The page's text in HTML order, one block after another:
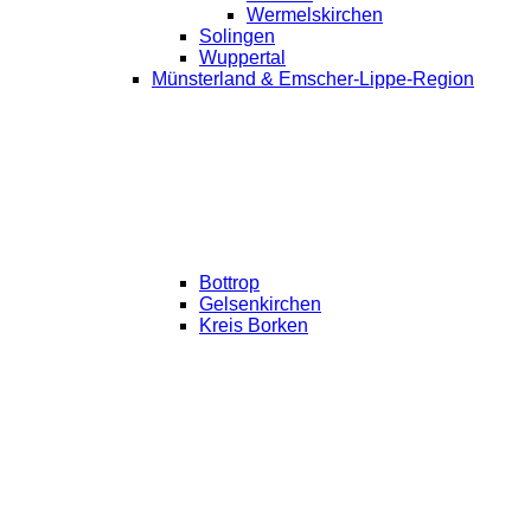
Wermelskirchen
Solingen
Wuppertal
Münsterland & Emscher-Lippe-Region
Bottrop
Gelsenkirchen
Kreis Borken